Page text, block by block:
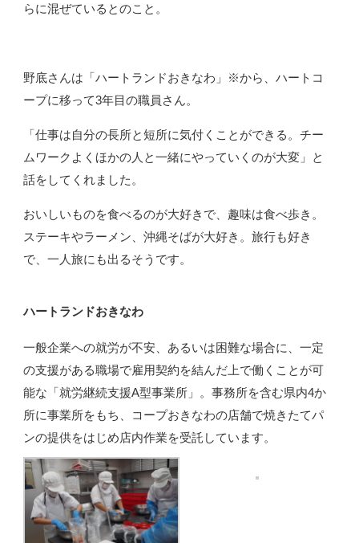
らに混ぜているとのこと。
野底さんは「ハートランドおきなわ」※から、ハートコ
ープに移って3年目の職員さん。
「仕事は自分の長所と短所に気付くことができる。チー
ムワークよくほかの人と一緒にやっていくのが大変」と
話をしてくれました。
おいしいものを食べるのが大好きで、趣味は食べ歩き。
ステーキやラーメン、沖縄そばが大好き。旅行も好き
で、一人旅にも出るそうです。
ハートランドおきなわ
一般企業への就労が不安、あるいは困難な場合に、一定
の支援がある職場で雇用契約を結んだ上で働くことが可
能な「就労継続支援A型事業所」。事務所を含む県内4か
所に事業所をもち、コープおきなわの店舗で焼きたてパ
ンの提供をはじめ店内作業を受託しています。